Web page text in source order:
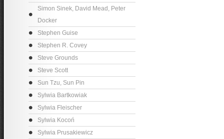
Simon Sinek, David Mead, Peter
Docker
Stephen Guise
Stephen R. Covey
Steve Grounds
Steve Scott
Sun Tzu, Sun Pin
Sylwia Bartkowiak
Sylwia Fleischer
Sylwia Kocoń
Sylwia Prusakiewicz